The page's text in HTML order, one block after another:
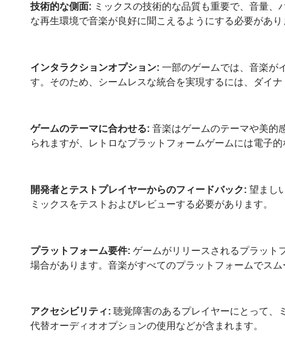
技術的な側面: ミックスの技術的な品質も重要で、音量
な再生環境で音楽が良好に聞こえるようにする必要があり
インタラクションオプション: 一部のゲームでは、音楽が
す。そのため、シームレスな統合を実現するには、ダイ
ゲームのテーマに合わせる: 音楽はゲームのテーマや美的
られますが、レトロなプラットフォームゲームには電子
開発者とテストプレイヤーからのフィードバック: 望まし
ミックスをテストおよびレビューする必要があります。
プラットフォーム要件: ゲームがリリースされるプラット
場合があります。音楽がすべてのプラットフォームでス
アクセシビリティ: 聴覚障害のあるプレイヤーにとって、
代替オーディオオプションの使用などが含まれます。